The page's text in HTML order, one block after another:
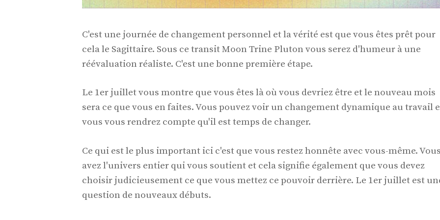
C'est une journée de changement personnel et la vérité est que vous êtes prêt pour
cela le Sagittaire. Sous ce transit Moon Trine Pluton vous serez d'humeur à une
réévaluation réaliste. C'est une bonne première étape.
Le 1er juillet vous montre que vous êtes là où vous devriez être et le nouveau mois
sera ce que vous en faites. Vous pouvez voir un changement dynamique au travail
vous vous rendrez compte qu'il est temps de changer.
Ce qui est le plus important ici c'est que vous restez honnête avec vous-même. Vous
avez l'univers entier qui vous soutient et cela signifie également que vous devez
choisir judicieusement ce que vous mettez ce pouvoir derrière. Le 1er juillet est
question de nouveaux débuts.